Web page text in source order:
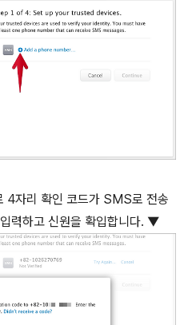
4자리 확인 코드가 SMS로 전송
력하고 신원을 확입합니다. ▼